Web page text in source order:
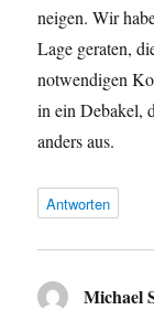
neigen. Wir
Lage geraten,
notwendigen
in ein Debakel,
anders aus.
Antworten
Michael